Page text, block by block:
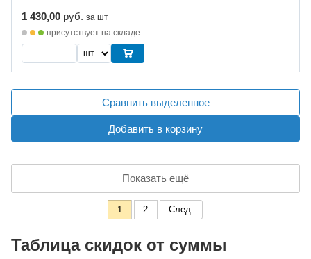
1 430,00 руб. за шт
присутствует на складе
Сравнить выделенное
Добавить в корзину
Показать ещё
1 2 След.
Таблица скидок от суммы